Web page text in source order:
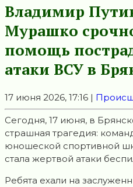
Владимир
Мурашко
помощь
атаки ВСУ в
17 июня 2026, 17:16 |
Сегодня, 17 июня, в
страшная трагедия:
юношеской спортивной
стала жертвой атаки
Ребята ехали на